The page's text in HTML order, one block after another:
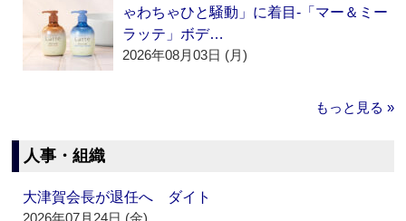
ゃわちゃひと騒動」に着目‐「マー＆ミー
ラッテ」ボデ…
2026年08月03日 (月)
もっと見る »
人事・組織
大津賀会長が退任へ ダイト